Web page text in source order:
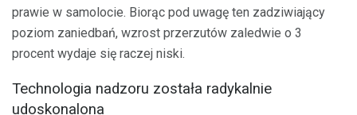
prawie w samolocie. Biorąc pod uwagę ten zadziwiający
poziom zaniedbań, wzrost przerzutów zaledwie o 3
procent wydaje się raczej niski.
Technologia nadzoru została radykalnie
udoskonalona